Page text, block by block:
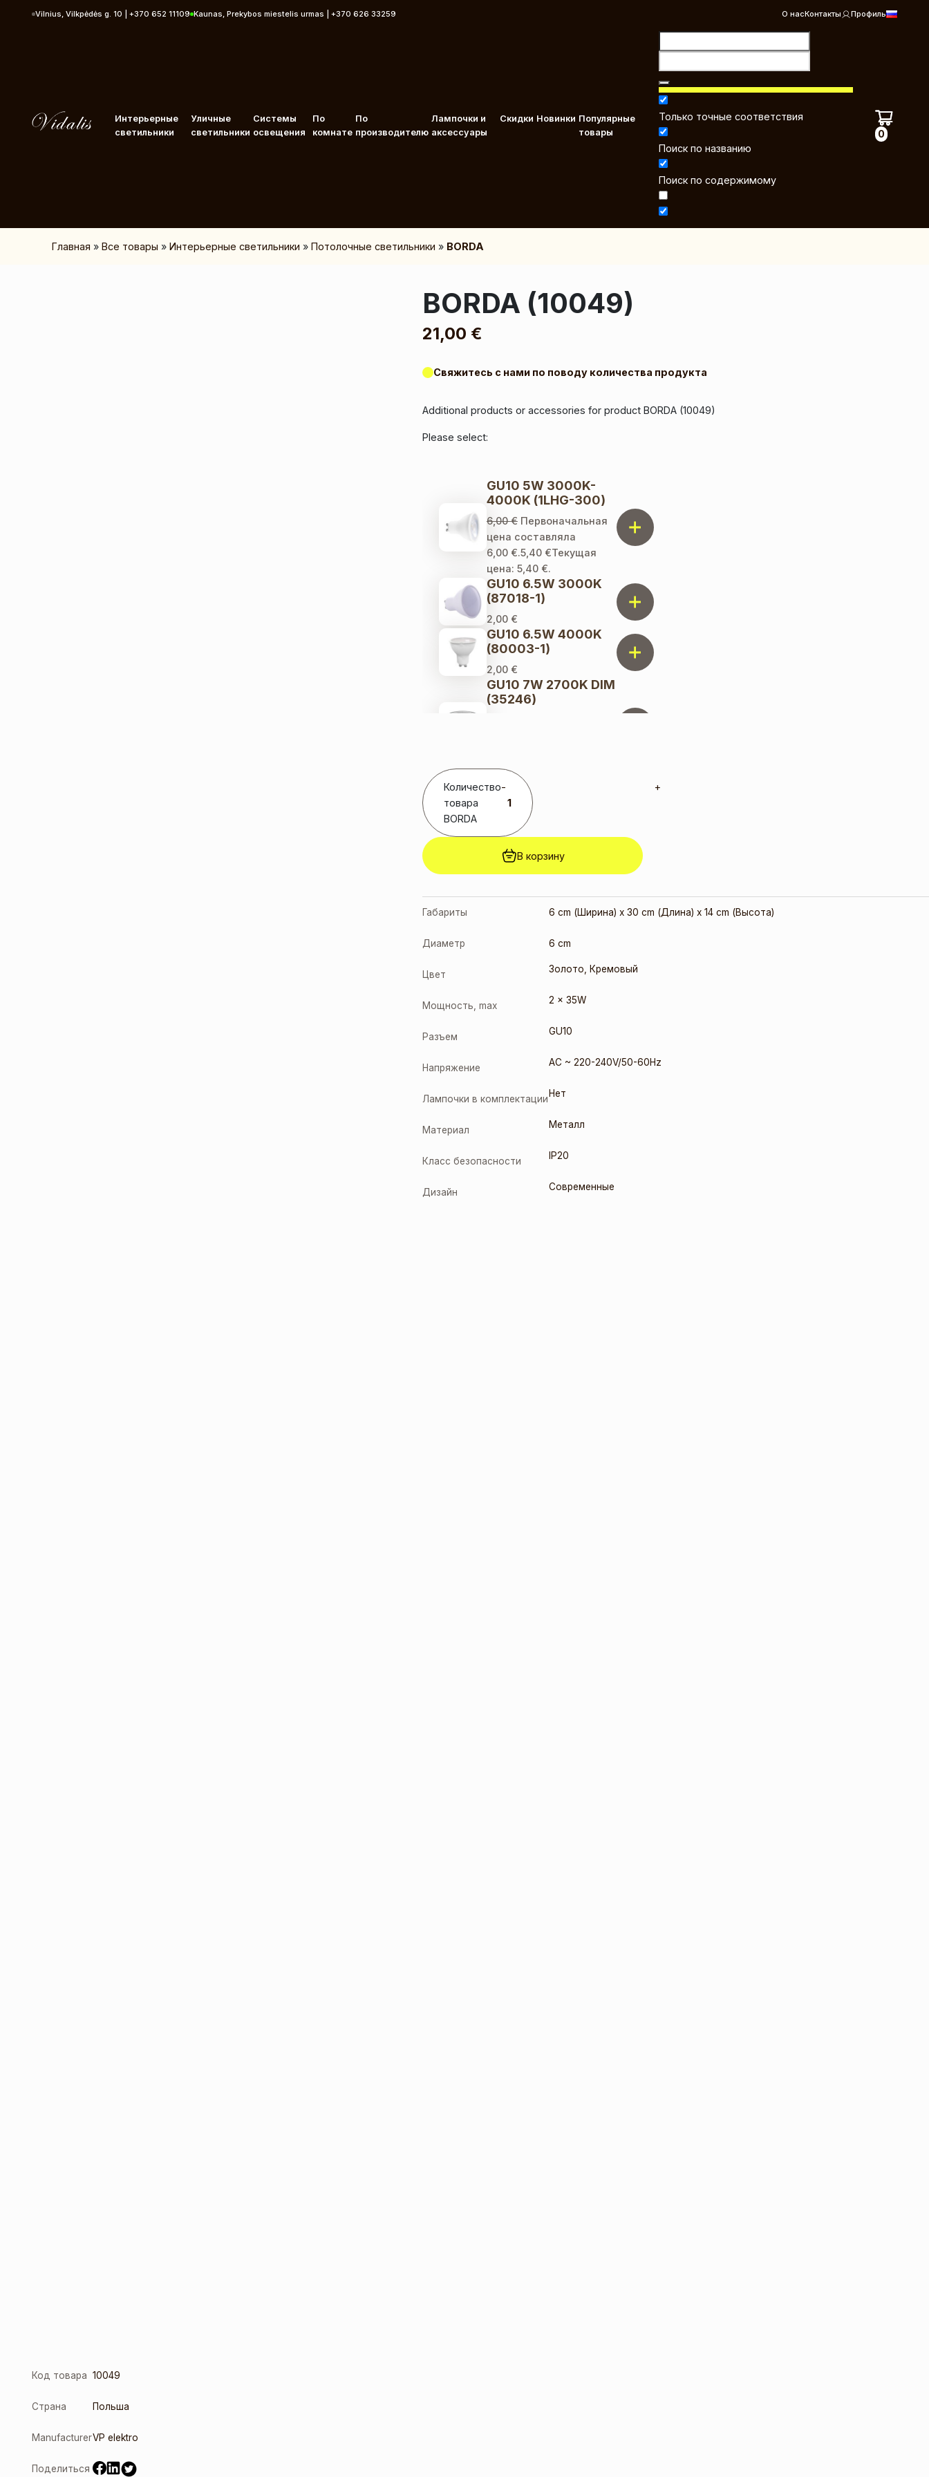
Vilnius, Vilkpėdės g. 10 | +370 652 11109 Kaunas, Prekybos miestelis urmas | +370 626 33259 О насКонтакты Профиль
Интерьерные
светильники
Уличные
светильники
Системы
освещения
По
комнате
По
производителю
Лампочки и
аксессуары
Скидки Новинки Популярные
товары
Только точные соответствия
Поиск по названию
Поиск по содержимому
0
Главная » Все товары » Интерьерные светильники » Потолочные светильники » BORDA
Код товара 10049
Страна Польша
ManufacturerVP elektro
Поделиться
BORDA (10049)
21,00 €
Свяжитесь с нами по поводу количества продукта
Additional products or accessories for product BORDA (10049)
Please select:
GU10 5W 3000K-
4000K (1LHG-300)
6,00€ Первоначальная
цена составляла
6,00 €.5,40 €Текущая
цена: 5,40 €.
GU10 6.5W 3000K
(87018-1)
2,00 €
GU10 6.5W 4000K
(80003-1)
2,00 €
GU10 7W 2700K DIM
(35246)
цена: 6,00 €.
GU10 7W 3000K
(291778)
GU10 9W 3000K
(10084-1)
(10085-1)
Количество
товара
BORDA
- +
В корзину
Габариты 6 cm (Ширина) x 30 cm (Длина) x 14 cm (Высота)
Диаметр 6 cm
Цвет Золото Кремовый
Мощность, max 2 x 35W
Разъем GU10
Напряжение AC ~ 220-240V/50-60Hz
Лампочки в комплектации Нет
Материал Металл
Класс безопасности IP20
Дизайн Современные